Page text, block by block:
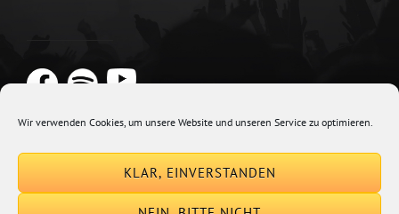
Wir verwenden Cookies, um unsere Website und unseren Service zu optimieren.
KLAR, EINVERSTANDEN
Euphony By Catch Themes